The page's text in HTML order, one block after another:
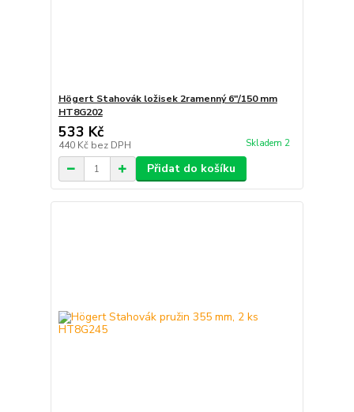
Högert Stahovák ložisek 2ramenný 6″/150 mm
HT8G202
533 Kč
440 Kč bez DPH Skladem 2
Přidat do košíku